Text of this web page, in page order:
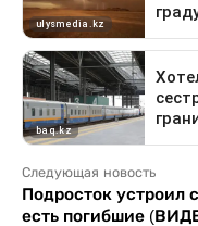
Следующая новость
Подросток устроил
есть погибшие